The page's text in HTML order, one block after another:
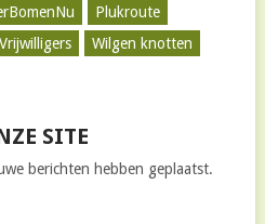
Plukroute
Vrijwilligers
Wilgen knotten
SITE
berichten hebben geplaatst.